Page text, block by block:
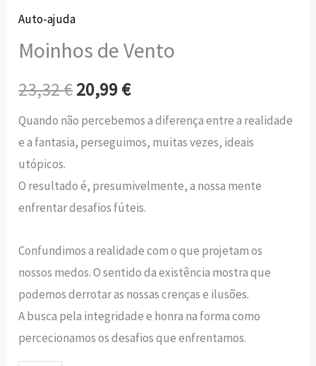
Auto-ajuda
Moinhos de Vento
23,32€20,99€
Quando não percebemos a diferença entre a realidade
e a fantasia, perseguimos, muitas vezes, ideais
utópicos.
O resultado é, presumivelmente, a nossa mente
enfrentar desafios fúteis.
Confundimos a realidade com o que projetam os
nossos medos. O sentido da existência mostra que
podemos derrotar as nossas crenças e ilusões.
A busca pela integridade e honra na forma como
percecionamos os desafios que enfrentamos.